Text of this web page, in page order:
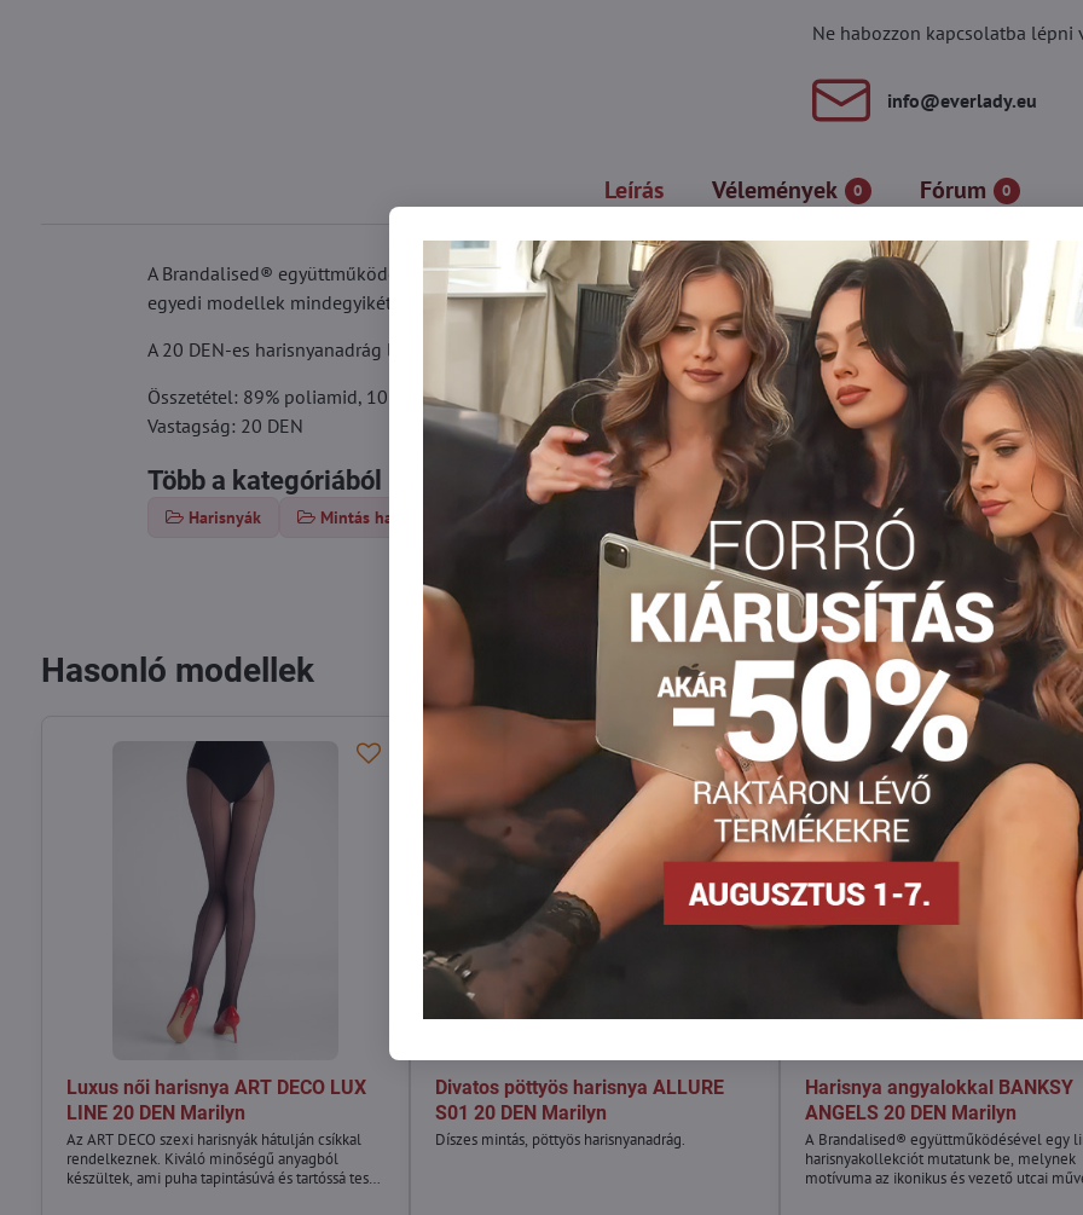
Ne habozzon kapcsolatba
info​@everlady​.eu
Leírás Vélemények 0 Fórum 0
A Brandalised® együttműködésével egy limitált harisnyakollekciót mutatunk be, melynek motívuma az ikonikus
egyedi modellek mindegyikét a világ leghíresebb utcai graffitije ihlette. Érezze a város ritmusát, és alkossa meg
A 20 DEN-es harisnyanadrág lapos varrású, kis kivágással, kényelmes elasztikus derékpánttal és láthatatlan
Összetétel: 89% poliamid, 10% elasztán, 1% pamut
Vastagság: 20 DEN
Több a kategóriából
Harisnyák Mintás harisnya Harisnyanadrág DEN Vzorované
Facebook
Twitter BlueskyPinterestRedditLinkedInWhatsApp
E-
mail
Hasonló modellek
Luxus női harisnya ART DECO LUX
LINE 20 DEN Marilyn
Az ART DECO szexi harisnyák hátulján csíkkal
rendelkeznek. Kiváló minőségű anyagból
készültek, ami puha tapintásúvá és tartóssá teszi
Divatos pöttyös harisnya ALLURE
S01 20 DEN Marilyn
Díszes mintás, pöttyös harisnyanadrág.
Harisnya angyalokkal BANKSY
ANGELS 20 DEN Marilyn
A Brandalised® együttműködésével egy
harisnyakollekciót mutatunk be, melynek
motívuma az ikonikus és vezető utcai